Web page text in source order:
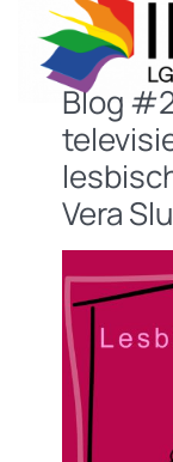
Blog
Vera